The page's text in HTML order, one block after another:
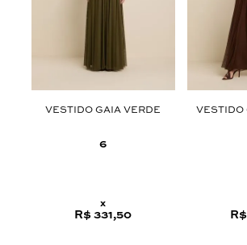
VESTIDO GAIA VERDE
6
x
R$ 331,50
VESTIDO